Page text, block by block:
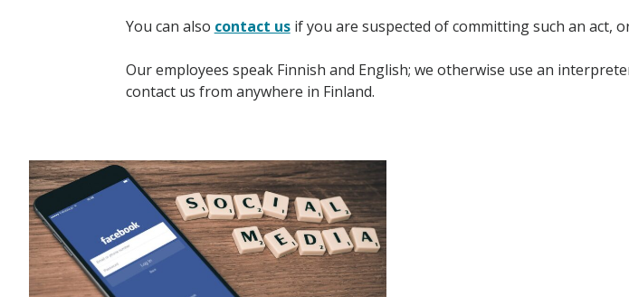
You can also contact usif you are suspected of committing such an act,
Our employees speak Finnish and English; we otherwise use an
contact us from anywhere in Finland.